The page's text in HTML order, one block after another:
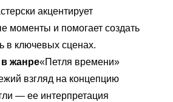
акцентирует
моменты и помогает создать
в ключевых сценах.
жанре«Петля времени»
взгляд на концепцию
— ее интерпретация